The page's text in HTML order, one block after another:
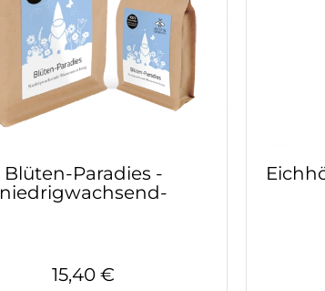
Blüten-Paradies -
niedrigwachsend-
15,40 €